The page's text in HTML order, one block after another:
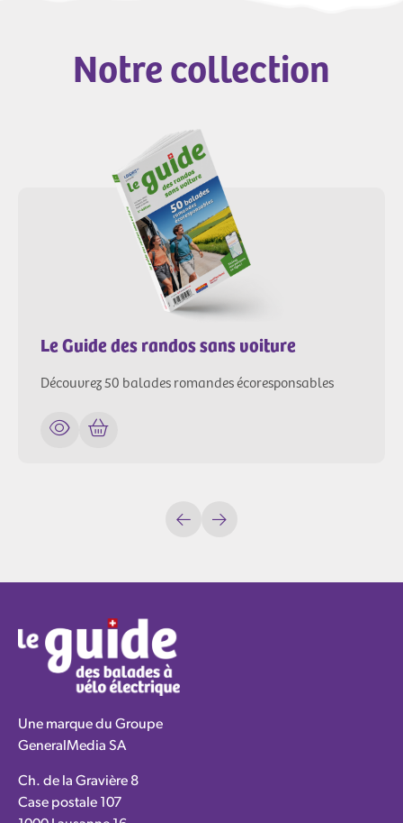
Notre collection
Le Guide des randos sans voiture
Découvrez 50 balades romandes écoresponsables
Une marque du Groupe
GeneralMedia SA
Ch. de la Gravière 8
Case postale 107